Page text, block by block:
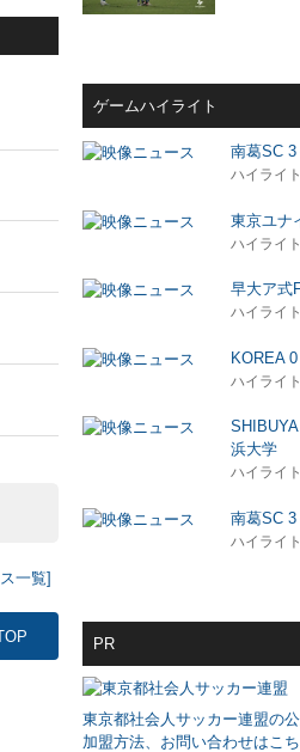
一覧]
ゲームハイライト
南葛SC
ハイライ
東京ユナ
ハイライ
早大ア式
ハイライ
KOREA
ハイライ
浜大学
ハイライ
南葛SC
ハイライ
PR
東京都社会人サッカー連盟の
加盟方法、お問い合わせはこ